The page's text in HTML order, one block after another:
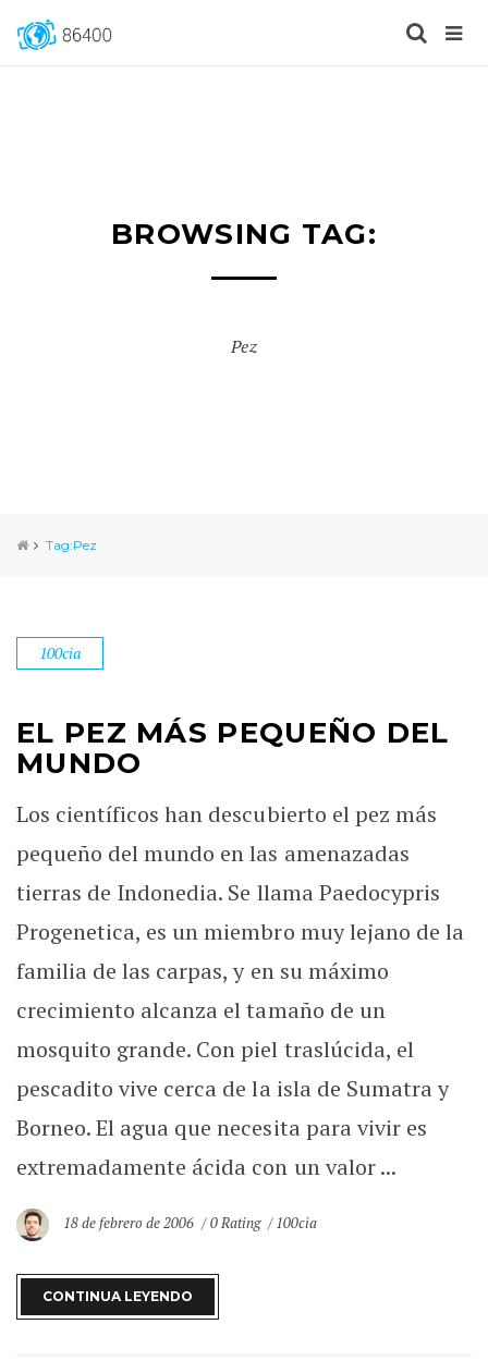
BROWSING TAG:
Pez
Tag:Pez
100cia
EL PEZ MÁS PEQUEÑO DEL
MUNDO
Los científicos han descubierto el pez más
pequeño del mundo en las amenazadas
tierras de Indonedia. Se llama Paedocypris
Progenetica, es un miembro muy lejano de la
familia de las carpas, y en su máximo
crecimiento alcanza el tamaño de un
mosquito grande. Con piel traslúcida, el
pescadito vive cerca de la isla de Sumatra y
Borneo. El agua que necesita para vivir es
extremadamente ácida con un valor ...
18 de febrero de 2006 0 Rating 100cia
CONTINUA LEYENDO